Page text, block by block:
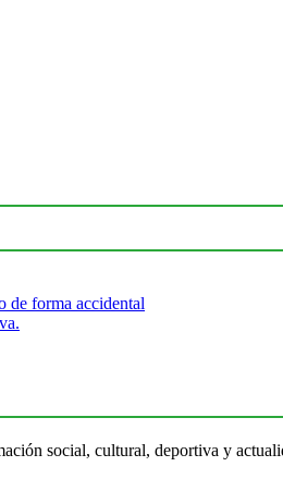
de forma accidental
social, cultural, deportiva y